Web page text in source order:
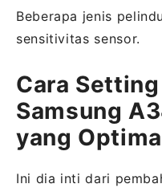
Beberapa jenis
sensitivitas sensor.
Cara
Samsung
yang
Ini dia inti dari